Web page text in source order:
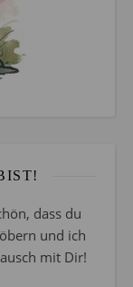
dass du
und ich
mit Dir!